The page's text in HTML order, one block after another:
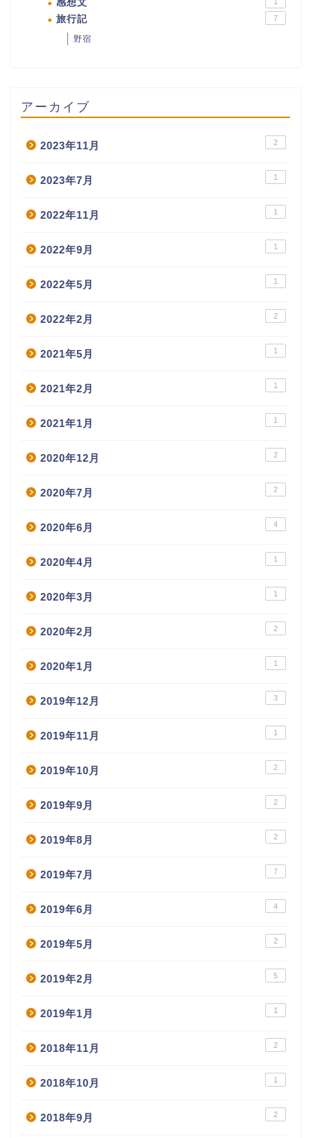
感想文
旅行記 7
野宿
アーカイブ
2023年11月 2
2023年7月 1
2022年11月 1
2022年9月 1
2022年5月 1
2022年2月 2
2021年5月 1
2021年2月 1
2021年1月 1
2020年12月 2
2020年7月 2
2020年6月 4
2020年4月 1
2020年3月 1
2020年2月 2
2020年1月 1
2019年12月 3
2019年11月 1
2019年10月 2
2019年9月 2
2019年8月 2
2019年7月 7
2019年6月 4
2019年5月 2
2019年2月 5
2019年1月 1
2018年11月 2
2018年10月 1
2018年9月 2